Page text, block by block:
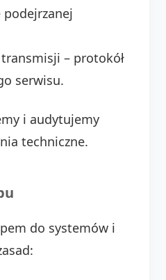
– protokół
serwisu.
i audytujemy
techniczne.
do systemów i